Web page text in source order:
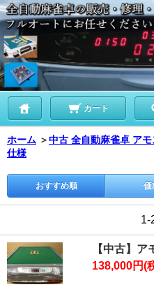
カート
ホーム ＞中古 全自動麻雀卓 アモ
仕様
おすすめ順 価
1-
【中古】
138,000円(